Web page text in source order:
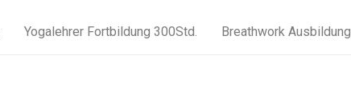
Yogalehrer Fortbildung 300Std. Breathwork Ausbildung